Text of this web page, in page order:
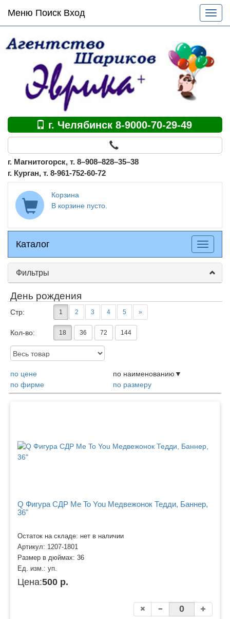
Основное
меню
по
Меню Поиск Вход
меню
г. Челябинск 8-9000-70-29-49
г. Магнитогорск, т. 8–908–828–35–38
г. Курган, т. 8-961-752-60-72
Корзина
В корзине пусто.
Каталог
Каталог
меню
Фильтры
День рождения
Стр: 1 2 3 4 5 »
Кол-во: 18 36 72 144
Доступность:
по цене
по наименованию
по фирме
по размеру
Q Фигура СДР Me To You Медвежонок Тедди, Баннер,
36"
Остаток на складе: нет в наличии
Артикул: 1207-1801
Размер в дюймах: 36
Ед. изм.: уп.
Цена:500 р.